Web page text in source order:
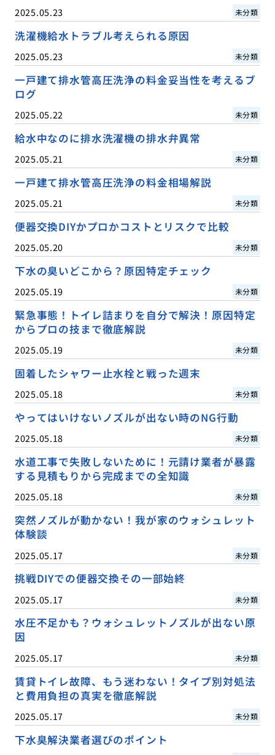
2025.05.23 未分類
洗濯機給水トラブル考えられる原因
2025.05.23 未分類
一戸建て排水管高圧洗浄の料金妥当性を考えるブ
ログ
2025.05.22 未分類
給水中なのに排水洗濯機の排水弁異常
2025.05.21 未分類
一戸建て排水管高圧洗浄の料金相場解説
2025.05.21 未分類
便器交換DIYかプロかコストとリスクで比較
2025.05.20 未分類
下水の臭いどこから？原因特定チェック
2025.05.19 未分類
緊急事態！トイレ詰まりを自分で解決！原因特定
からプロの技まで徹底解説
2025.05.19 未分類
固着したシャワー止水栓と戦った週末
2025.05.18 未分類
やってはいけないノズルが出ない時のNG行動
2025.05.18 未分類
水道工事で失敗しないために！元請け業者が暴露
する見積もりから完成までの全知識
2025.05.18 未分類
突然ノズルが動かない！我が家のウォシュレット
体験談
2025.05.17 未分類
挑戦DIYでの便器交換その一部始終
2025.05.17 未分類
水圧不足かも？ウォシュレットノズルが出ない原
因
2025.05.17 未分類
賃貸トイレ故障、もう迷わない！タイプ別対処法
と費用負担の真実を徹底解説
2025.05.17 未分類
下水臭解決業者選びのポイント